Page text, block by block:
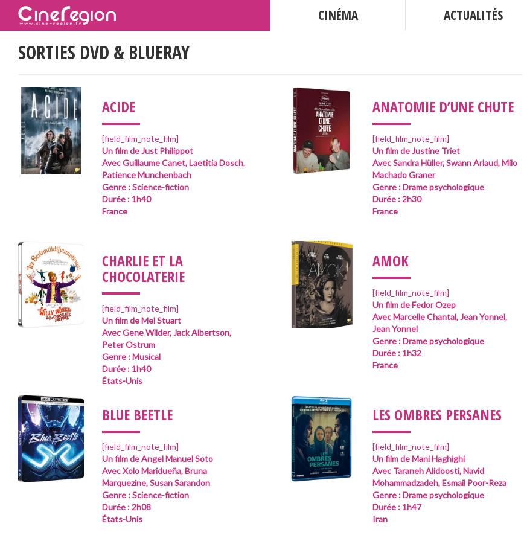
CINÉMA ACTUALITÉS
SORTIES DVD & BLUERAY
ACIDE
___
[field_film_note_film]
Un film de Just Philippot
Avec Guillaume Canet, Laetitia Dosch,
Patience Munchenbach
Genre : Science-fiction
Durée : 1h40
France
ANATOMIE D’UNE CHUTE
___
[field_film_note_film]
Un film de Justine Triet
Avec Sandra Hüller, Swann Arlaud, Milo
Machado Graner
Genre : Drame psychologique
Durée : 2h30
France
CHARLIE ET LA
CHOCOLATERIE
___
[field_film_note_film]
Un film de Mel Stuart
Avec Gene Wilder, Jack Albertson,
Peter Ostrum
Genre : Musical
Durée : 1h40
États-Unis
AMOK
___
[field_film_note_film]
Un film de Fedor Ozep
Avec Marcelle Chantal, Jean Yonnel,
Jean Yonnel
Genre : Drame psychologique
Durée : 1h32
France
BLUE BEETLE
___
[field_film_note_film]
Un film de Angel Manuel Soto
Avec Xolo Maridueña, Bruna
Marquezine, Susan Sarandon
Genre : Science-fiction
Durée : 2h08
États-Unis
LES OMBRES PERSANES
___
[field_film_note_film]
Un film de Mani Haghighi
Avec Taraneh Alidoosti, Navid
Mohammadzadeh, Esmail Poor-Reza
Genre : Drame psychologique
Durée : 1h47
Iran